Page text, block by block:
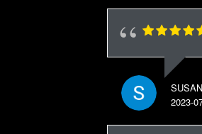
2023-